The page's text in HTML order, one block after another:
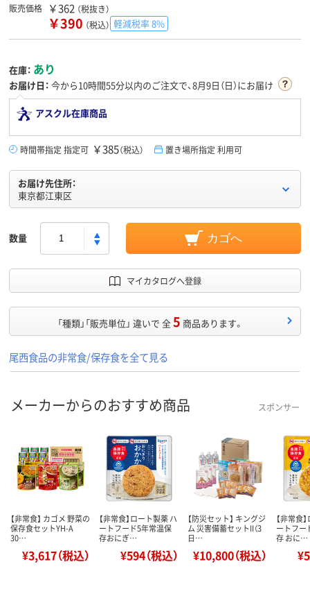
販売価格 ￥362 （税抜き）
￥390 （税込） 軽減税率 8%
在庫： あり
お届け日： 今から10時間55分以内のご注文で、8月9日（日）にお届け
アスクル在庫商品
時間帯指定 指定可 ￥385（税込） 置き場所指定 利用可
お届け先住所：
東京都江東区
数量 カゴへ
マイカタログへ登録
「種類」「販売単位」 違いで 全5 商品あります。
尾西食品の非常食/保存食を全て見る
メーカーからのおすすめ商品 スポンサー
【非常食】 カゴメ 野菜の
保存食セットYH-A
30…
¥3,617（税込）
【非常食】ロート製薬 ハ
ートフード5年常温保
存おにぎ…
¥594（税込）
【防災セット】 キングジ
ム 災害備蓄セットII（3
日…
¥10,800（税込）
【非常食
ートフー
存 おに…